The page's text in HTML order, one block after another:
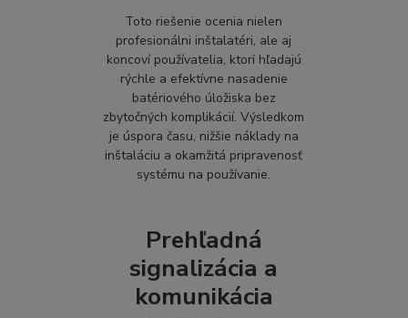
Toto riešenie ocenia nielen
profesionálni inštalatéri, ale aj
koncoví používatelia, ktorí hľadajú
rýchle a efektívne nasadenie
batériového úložiska bez
zbytočných komplikácií. Výsledkom
je úspora času, nižšie náklady na
inštaláciu a okamžitá pripravenosť
systému na používanie.
Prehľadná
signalizácia a
komunikácia